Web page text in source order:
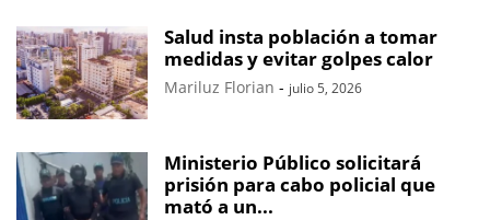
Salud insta población a tomar
medidas y evitar golpes calor
Mariluz Florian - julio 5, 2026
Ministerio Público solicitará
prisión para cabo policial que
mató a un...